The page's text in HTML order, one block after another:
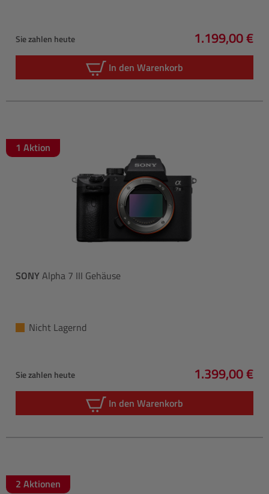
Sie zahlen heute
Regulärer
1.199,00 €
In den Warenkorb
1 Aktion
SONYAlpha 7 III Gehäuse
Nicht Lagernd
Sie zahlen heute
Regulärer
1.399,00 €
In den Warenkorb
2 Aktionen